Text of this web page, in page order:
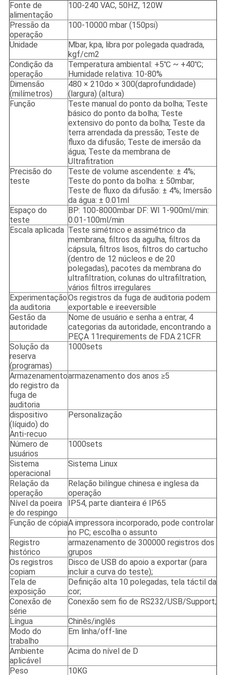
Fonte de
alimentação
100-240 VAC, 50HZ, 120W
Pressão da
operação
100-10000 mbar (150psi)
Unidade
Mbar, kpa, libra por polegada quadrada,
kgf/cm2
Condição da
operação
Temperatura ambiental: +5℃ ~ +40℃;
Humidade relativa: 10-80%
Dimensão
(milímetros)
480 × 210do × 300(daprofundidade)
(largura) (altura)
Função
Teste manual do ponto da bolha; Teste
básico do ponto da bolha; Teste
extensivo do ponto da bolha; Teste da
terra arrendada da pressão; Teste de
fluxo da difusão; Teste de imersão da
água; Teste da membrana de
Ultrafitration
Precisão do
teste
Teste de volume ascendente: ± 4%;
Teste do ponto da bolha: ± 50mbar;
Teste de fluxo da difusão: ± 4%; Imersão
da água: ± 0.01ml
Espaço do
teste
BP: 100-8000mbar DF: WI 1-900ml/min:
0.01-100ml/min
Escala aplicada Teste simétrico e assimétrico da
membrana, filtros da agulha, filtros da
cápsula, filtros lisos, filtros do cartucho
(dentro de 12 núcleos e de 20
polegadas), pacotes da membrana do
ultrafiltration, colunas do ultrafiltration,
vários filtros irregulares
Experimentação
da auditoria
Os registros da fuga de auditoria podem
exportable e ireeversible
Gestão da
autoridade
Nome de usuário e senha a entrar, 4
categorias da autoridade, encontrando a
PEÇA 11requirements de FDA 21CFR
Solução da
reserva
(programas)
1000sets
Armazenamento
do registro da
fuga de
auditoria
armazenamento dos anos ≥5
dispositivo
(líquido) do
Anti-recuo
Personalização
Número de
usuários
1000sets
Sistema
operacional
Sistema Linux
Relação da
operação
Relação bilíngue chinesa e inglesa da
operação
Nível da poeira
e do respingo
IP54, parte dianteira é IP65
Função de cópiaA impressora incorporado, pode controlar
no PC; escolha o assunto
Registro
histórico
armazenamento de 300000 registros dos
grupos
Os registros
copiam
Disco de USB do apoio a exportar (para
incluir a curva do teste);
Tela de
exposição
Definição alta 10 polegadas, tela táctil da
cor;
Conexão de
série
Conexão sem fio de RS232/USB/Support;
Língua
Chinês/inglês
Modo do
trabalho
Em linha/off-line
Ambiente
aplicável
Acima do nível de D
Peso 10KG